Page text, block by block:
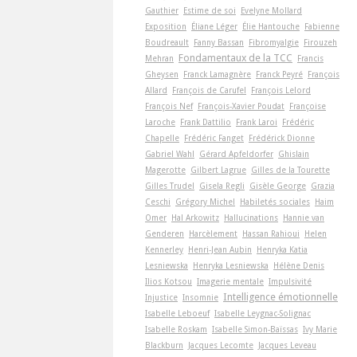
Gauthier Estime de soi
Evelyne Mollard
Exposition
Éliane Léger Élie Hantouche Fabienne
Boudreault Fanny Bassan Fibromyalgie Firouzeh
Mehran
Fondamentaux de la TCC
Francis
Gheysen
Franck Lamagnère Franck Peyré François
Allard
François de Carufel
François Lelord
François Nef François-Xavier Poudat Françoise
Laroche Frank Dattilio Frank Laroi
Frédéric
Chapelle Frédéric Fanget Frédérick Dionne
Gabriel Wahl
Gérard Apfeldorfer Ghislain
Magerotte Gilbert Lagrue Gilles de la Tourette
Gilles Trudel
Gisela Regli Gisèle George Grazia
Ceschi
Grégory Michel Habiletés sociales Haim
Omer Hal Arkowitz Hallucinations Hannie van
Genderen
Harcèlement Hassan Rahioui
Helen
Kennerley Henri-Jean Aubin
Henryka Katia
Lesniewska
Henryka Lesniewska
Hélène Denis
Ilios Kotsou Imagerie mentale Impulsivité
Injustice Insomnie Intelligence émotionnelle
Isabelle Leboeuf Isabelle Leygnac-Solignac
Isabelle Roskam Isabelle Simon-Baïssas Ivy Marie
Blackburn
Jacques Lecomte Jacques Leveau